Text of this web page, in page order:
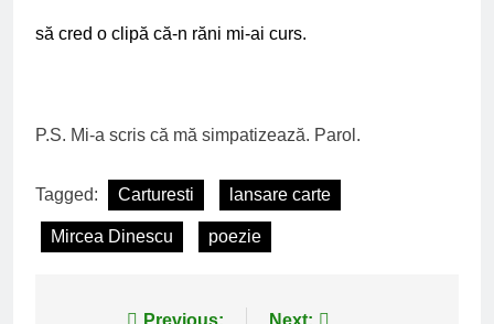
să cred o clipă că-n răni mi-ai curs.
P.S. Mi-a scris că mă simpatizează. Parol.
Tagged: Carturesti lansare carte
Mircea Dinescu poezie
Previous: Next: